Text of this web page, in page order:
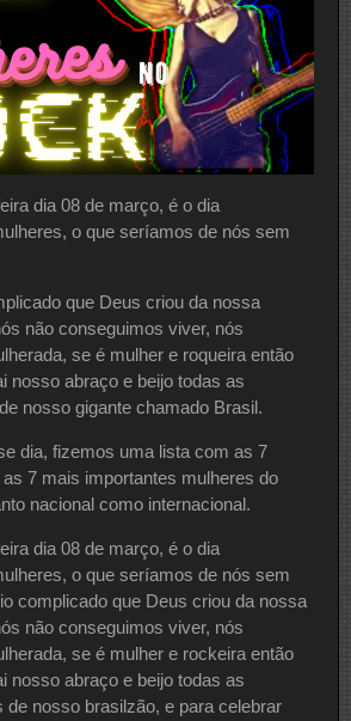
dia 08 de março, é o dia
o que seríamos de nós sem
que Deus criou da nossa
não conseguimos viver, nós
se é mulher e roqueira então
nosso abraço e beijo todas as
nosso gigante chamado Brasil.
dia, fizemos uma lista com as 7
7 mais importantes mulheres do
nacional como internacional.
dia 08 de março, é o dia
o que seríamos de nós sem
complicado que Deus criou da nossa
não conseguimos viver, nós
se é mulher e rockeira então
nosso abraço e beijo todas as
de nosso brasilzão, e para celebrar